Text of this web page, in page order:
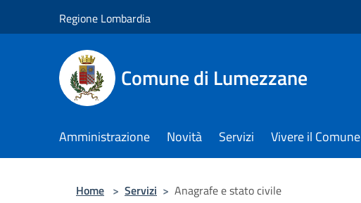
Regione Lombardia
Comune di Lumezzane
Amministrazione Novità Servizi Vivere il Comune
Home > Servizi > Anagrafe e stato civile